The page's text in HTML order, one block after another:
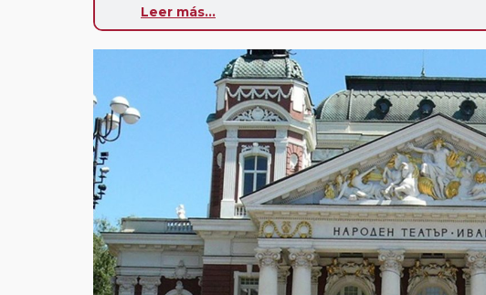
realiza para tomar otro circuito del mismo proveedor no se
este circuito, en cualquier época del año,
con nosotros en los últimos 3 años y que pertenezcan a
realiza tras rellenar el cuestionario de satisfacción en "Mi
contarán con un descuento del 5%.
Leer más...